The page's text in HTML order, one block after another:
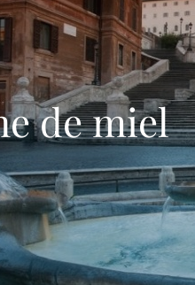
de miel